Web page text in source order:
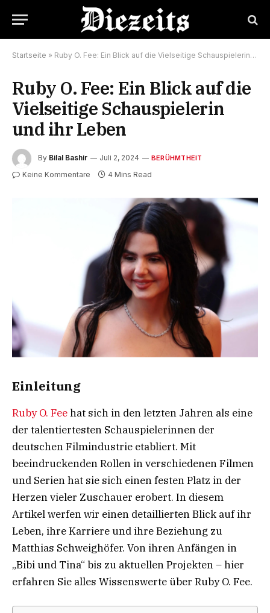
Startseite » Ruby O. Fee: Ein Blick auf die Vielseitige Schauspielerin und ihr Leben
Ruby O. Fee: Ein Blick auf die
Vielseitige Schauspielerin
und ihr Leben
By Bilal Bashir Juli 2, 2024 BERÜHMTHEIT
Keine Kommentare 4 Mins Read
Einleitung
Ruby O. Feehat sich in den letzten Jahren als eine
der talentiertesten Schauspielerinnen der
deutschen Filmindustrie etabliert. Mit
beeindruckenden Rollen in verschiedenen Filmen
und Serien hat sie sich einen festen Platz in der
Herzen vieler Zuschauer erobert. In diesem
Artikel werfen wir einen detaillierten Blick auf ihr
Leben, ihre Karriere und ihre Beziehung zu
Matthias Schweighöfer. Von ihren Anfängen in
„Bibi und Tina“ bis zu aktuellen Projekten – hier
erfahren Sie alles Wissenswerte über Ruby O. Fee.